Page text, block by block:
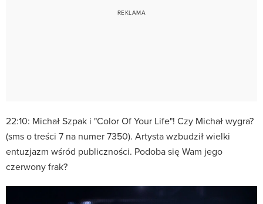
22:10: Michał Szpak i "Color Of Your Life"! Czy Michał wygra?
(sms o treści 7 na numer 7350). Artysta wzbudził wielki
entuzjazm wśród publiczności. Podoba się Wam jego
czerwony frak?